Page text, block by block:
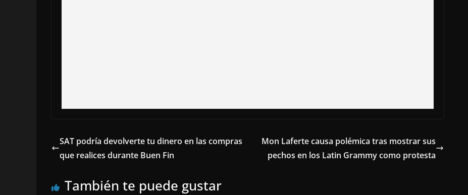
SAT podría devolverte tu dinero en las compras
que realices durante Buen Fin
Mon Laferte causa polémica tras mostrar sus
pechos en los Latin Grammy como protesta
También te puede gustar